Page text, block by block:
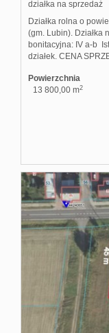
działka na sprzedaż
Działka rolna o
(gm. Lubin). Działka
bonitacyjna: IV a-b
działek. CENA
Powierzchnia
13 800,00 m2